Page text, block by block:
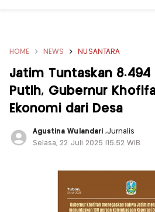
HOME NEWS NUSANTARA
Jatim Tuntaskan 8.494
Putih, Gubernur
Ekonomi dari Desa
Agustina Wulandari ,Jurnalis
Selasa, 22 Juli 2025 |15:52 WIB